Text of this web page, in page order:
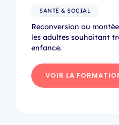
SANTÉ & SOCIAL
Reconversion ou
les adultes souhaitant
enfance.
VOIR LA